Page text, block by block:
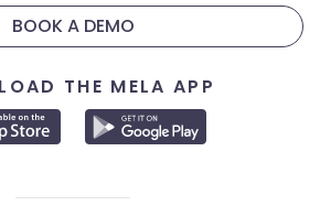
BOOK A DEMO
THE MELA APP